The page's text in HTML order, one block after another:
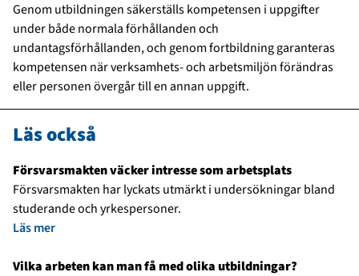
Genom utbildningen säkerställs kompetensen i uppgifter
under både normala förhållanden och
undantagsförhållanden, och genom fortbildning garanteras
kompetensen när verksamhets- och arbetsmiljön förändras
eller personen övergår till en annan uppgift.
Läs också
Försvarsmakten väcker intresse som arbetsplats
Försvarsmakten har lyckats utmärkt i undersökningar bland
studerande och yrkespersoner.
Läs mer
Vilka arbeten kan man få med olika utbildningar?